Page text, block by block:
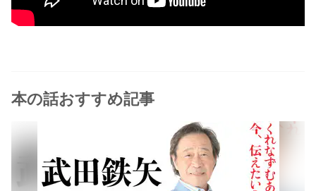
本の話おすすめ記事